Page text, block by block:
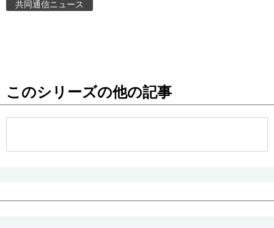
東京
共同通信ニュース
このシリーズの他の記事